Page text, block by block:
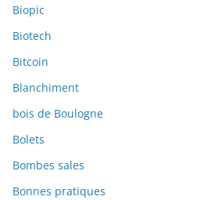
Biopic
Biotech
Bitcoin
Blanchiment
bois de Boulogne
Bolets
Bombes sales
Bonnes pratiques